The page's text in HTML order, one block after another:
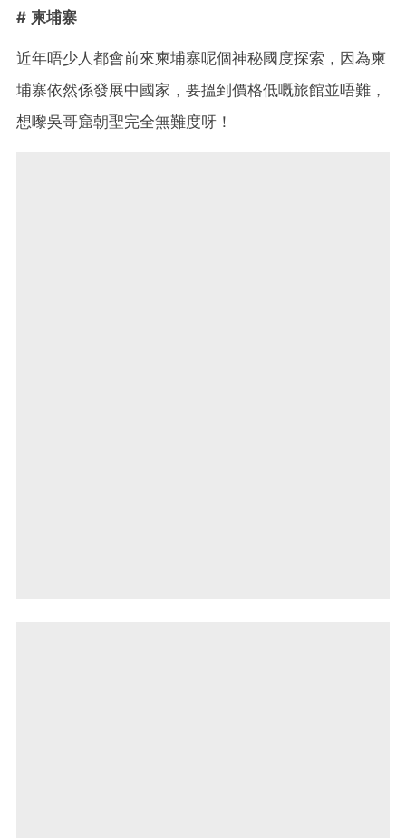
# 柬埔寨
近年唔少人都會前來柬埔寨呢個神秘國度探索，因為柬
埔寨依然係發展中國家，要搵到價格低嘅旅館並唔難，
想嚟吳哥窟朝聖完全無難度呀！